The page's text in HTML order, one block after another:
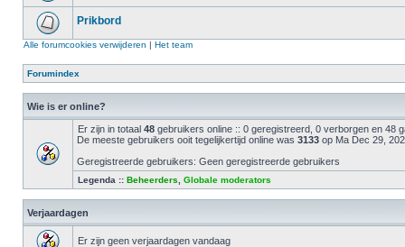
Prikbord
Alle forumcookies verwijderen | Het team
Forumindex
Wie is er online?
Er zijn in totaal 48 gebruikers online :: 0 geregistreerd, 0 verborgen en 48
De meeste gebruikers ooit tegelijkertijd online was 3133 op Ma Dec 29,
Geregistreerde gebruikers: Geen geregistreerde gebruikers
Legenda :: Beheerders Globale moderators
Verjaardagen
Er zijn geen verjaardagen vandaag